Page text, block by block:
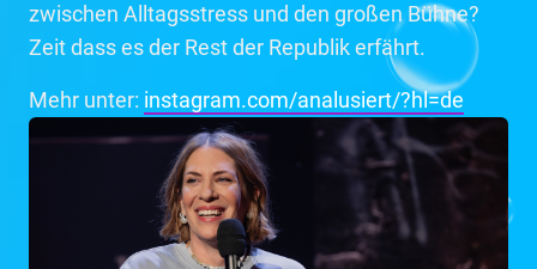
zwischen Alltagsstress und den großen Bühne?
Zeit dass es der Rest der Republik erfährt.
Mehr unter: instagram.com/analusiert/?hl=de